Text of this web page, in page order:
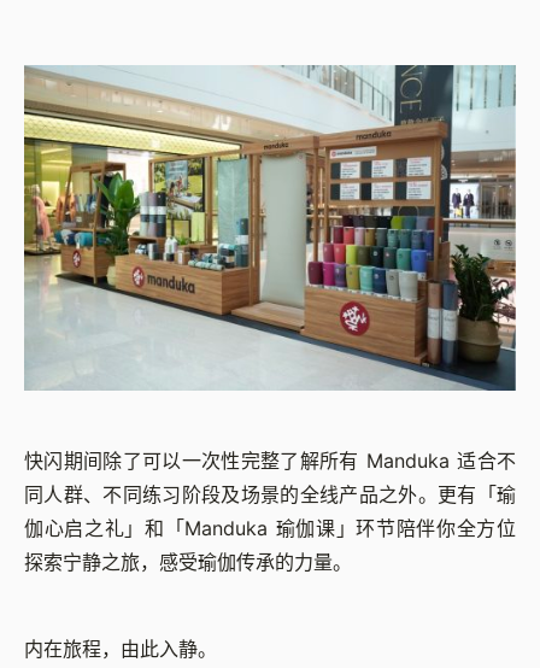
快闪期间除了可以一次性完整了解所有 Manduka 适合不
同人群、不同练习阶段及场景的全线产品之外。更有「瑜
伽心启之礼」和「Manduka 瑜伽课」环节陪伴你全方位
探索宁静之旅，感受瑜伽传承的力量。
内在旅程，由此入静。